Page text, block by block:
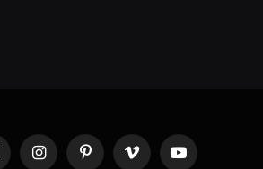
InstagramPinterestVimeo YouTube